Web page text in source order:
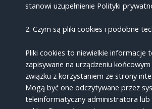
stanowi uzupełnienie Polityki
2. Czym są pliki cookies i podobne
Pliki cookies to niewielkie informacje
zapisywane na urządzeniu
związku z korzystaniem ze strony
Mogą być one odczytywane przez
teleinformatyczny administratora lub